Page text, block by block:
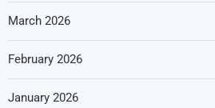
March 2026
February 2026
January 2026